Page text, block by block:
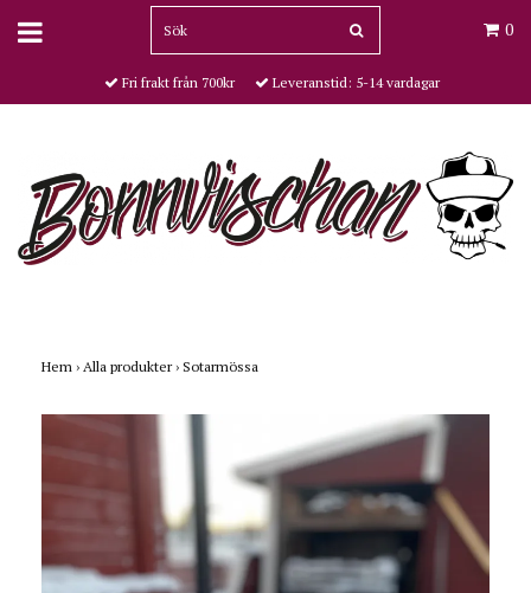
0
Fri frakt från 700kr Leveranstid: 5-14 vardagar
Hem › Alla produkter › Sotarmössa